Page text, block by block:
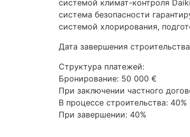
системой климат-контроля
система безопасности
системой хлорирования,
Дата завершения
Структура платежей:
Бронирование: 50 000 €
При заключении частного
В процессе строительства: 40%
При завершении: 40%